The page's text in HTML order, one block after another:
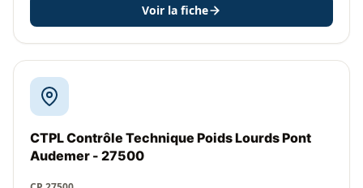
Voir la fiche
CTPL Contrôle Technique Poids Lourds Pont
Audemer - 27500